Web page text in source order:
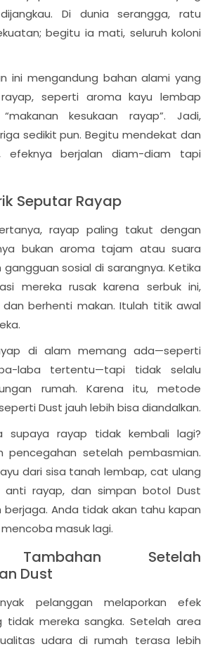
Di dunia serangga, ratu
begitu ia mati, seluruh koloni
ini mengandung bahan alami yang
seperti aroma kayu lembap
kesukaan rayap”. Jadi,
sedikit pun. Begitu mendekat dan
efeknya berjalan diam-diam tapi
Seputar Rayap
rayap paling takut dengan
bukan aroma tajam atau suara
gangguan sosial di sarangnya. Ketika
mereka rusak karena serbuk ini,
dan berhenti makan. Itulah titik awal
di alam memang ada—seperti
laba tertentu—tapi tidak selalu
rumah. Karena itu, metode
Dust jauh lebih bisa diandalkan.
supaya rayap tidak kembali lagi?
pencegahan setelah pembasmian.
dari sisa tanah lembap, cat ulang
anti rayap, dan simpan botol Dust
berjaga. Anda tidak akan tahu kapan
masuk lagi.
Setelah
Dust
pelanggan melaporkan efek
tidak mereka sangka. Setelah area
udara di rumah terasa lebih